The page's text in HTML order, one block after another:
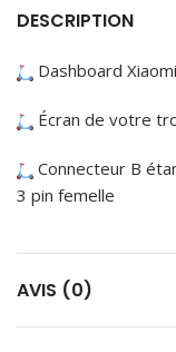
DESCRIPTION
Dashboard
Écran de votre
Connecteur B
3 pin femelle
AVIS (0)